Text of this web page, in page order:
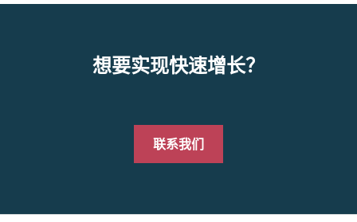
想要实现快速增长？
联系我们